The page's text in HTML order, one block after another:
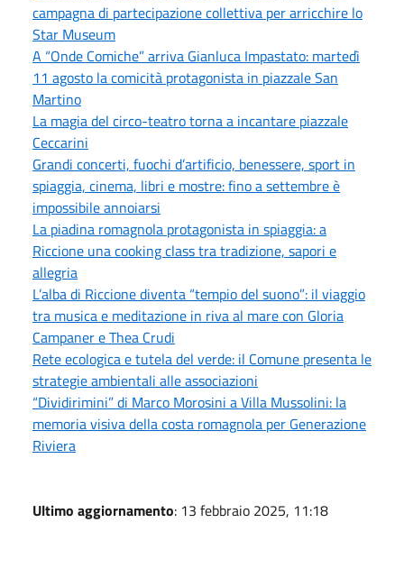
campagna di partecipazione collettiva per arricchire lo
Star Museum
A “Onde Comiche” arriva Gianluca Impastato: martedì
11 agosto la comicità protagonista in piazzale San
Martino
La magia del circo-teatro torna a incantare piazzale
Ceccarini
Grandi concerti, fuochi d’artificio, benessere, sport in
spiaggia, cinema, libri e mostre: fino a settembre è
impossibile annoiarsi
La piadina romagnola protagonista in spiaggia: a
Riccione una cooking class tra tradizione, sapori e
allegria
L’alba di Riccione diventa “tempio del suono”: il viaggio
tra musica e meditazione in riva al mare con Gloria
Campaner e Thea Crudi
Rete ecologica e tutela del verde: il Comune presenta le
strategie ambientali alle associazioni
“Dividirimini” di Marco Morosini a Villa Mussolini: la
memoria visiva della costa romagnola per Generazione
Riviera
Ultimo aggiornamento: 13 febbraio 2025, 11:18